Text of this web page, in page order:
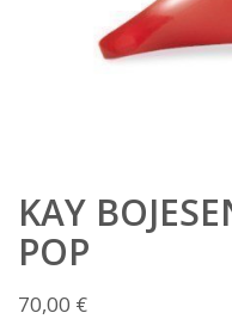
KAY
POP
70,00 €